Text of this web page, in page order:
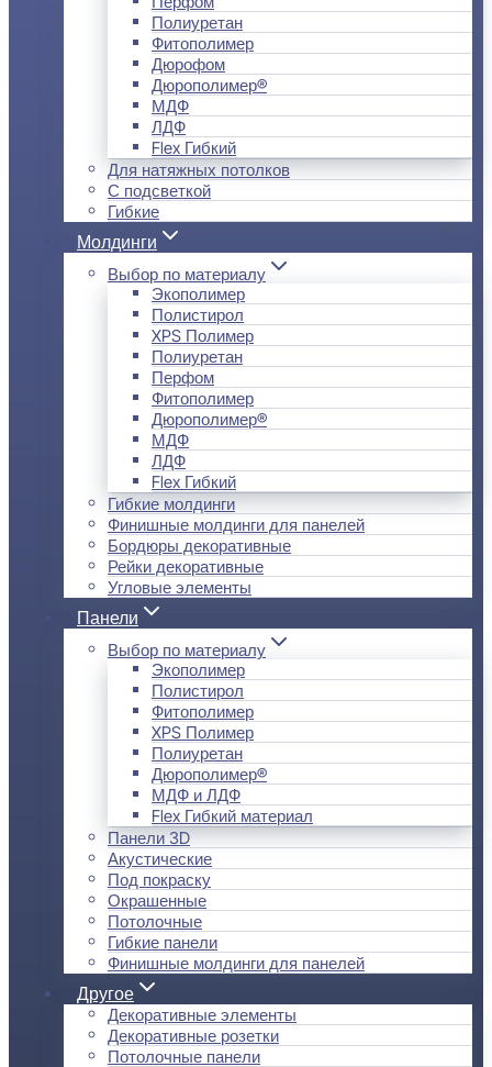
Полиуретан
Фитополимер
Дюрофом
Дюрополимер®
МДФ
ЛДФ
Flex Гибкий
Для натяжных потолков
С подсветкой
Гибкие
Молдинги
Выбор по материалу
Экополимер
Полистирол
XPS Полимер
Полиуретан
Перфом
Фитополимер
Дюрополимер®
МДФ
ЛДФ
Flex Гибкий
Гибкие молдинги
Финишные молдинги для панелей
Бордюры декоративные
Рейки декоративные
Угловые элементы
Панели
Выбор по материалу
Экополимер
Полистирол
Фитополимер
XPS Полимер
Полиуретан
Дюрополимер®
МДФ и ЛДФ
Flex Гибкий материал
Панели 3D
Акустические
Под покраску
Окрашенные
Потолочные
Гибкие панели
Финишные молдинги для панелей
Другое
Декоративные элементы
Декоративные розетки
Потолочные панели